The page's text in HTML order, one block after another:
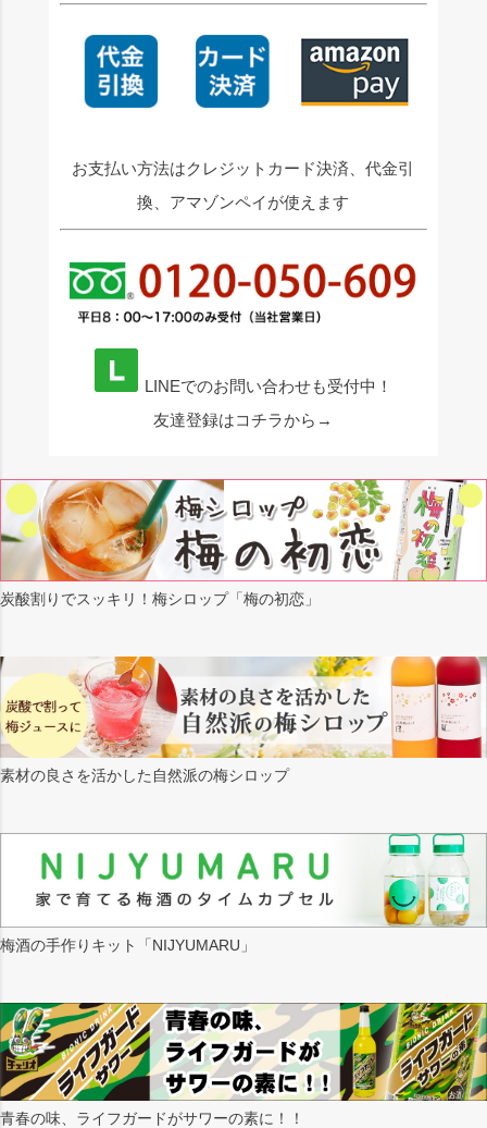
お支払い方法はクレジットカード決済、代金引
換、アマゾンペイが使えます
LINEでのお問い合わせも受付中！
友達登録はコチラから→
炭酸割りでスッキリ！梅シロップ「梅の初恋」
素材の良さを活かした自然派の梅シロップ
梅酒の手作りキット「NIJYUMARU」
青春の味、ライフガードがサワーの素に！！